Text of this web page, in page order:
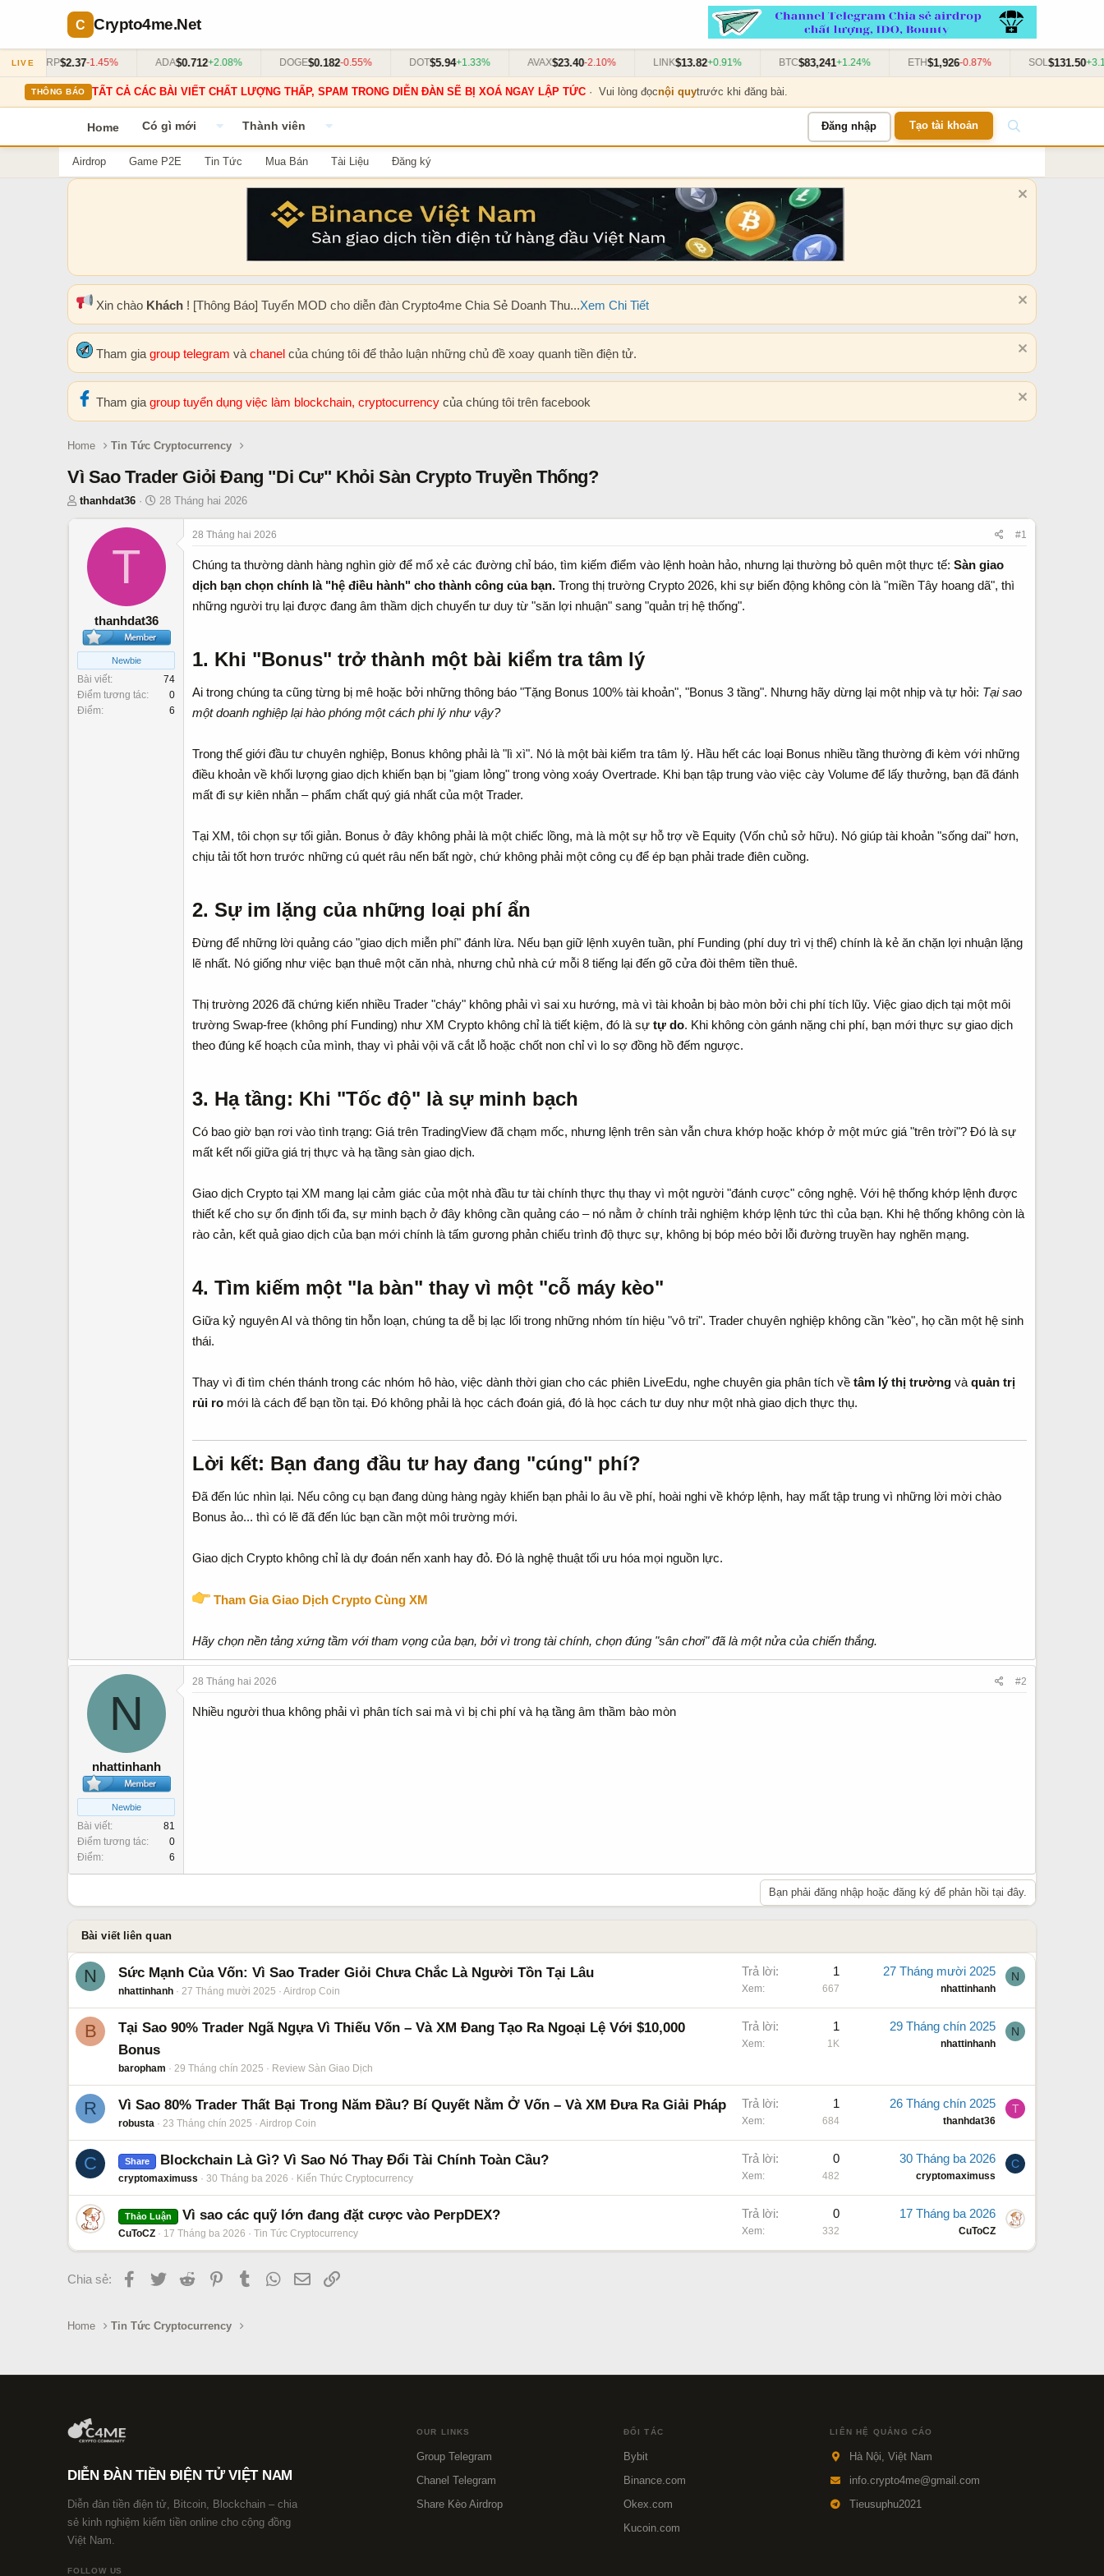
Crypto4me.Net
LIVE
XRP $2.37-1.45% $0.712+2.08% DOGE$0.182-0.55% $5.94+1.33% $23.40-2.10% $13.82+0.91% $83,241+1.24% $1,926-0.87% $131.50+3.11%
THÔNG BÁO TẤT CẢ CÁC BÀI VIẾT CHẤT LƯỢNG THẤP, SPAM TRONG DIỄN ĐÀN SẼ BỊ XOÁ NGAY LẬP TỨC· Vui lòng đọcnội quytrước khi đăng bài.
Home Có gì mới Thành viên Đăng nhập Tạo tài khoản
Airdrop Game P2E Tin Tức Mua Bán Tài Liệu Đăng ký
Xin chào Khách ! [Thông Báo] Tuyển MOD cho diễn đàn Crypto4me Chia Sẻ Doanh Thu...Xem Chi Tiết
Tham gia group telegram và chanel của chúng tôi để thảo luận những chủ đề xoay quanh tiền điện tử.
Tham gia group tuyển dụng việc làm blockchain, cryptocurrency của chúng tôi trên facebook
Home Tin Tức Cryptocurrency
Vì Sao Trader Giỏi Đang "Di Cư" Khỏi Sàn Crypto Truyền Thống?
T
h
a
e
r
thanhdat36
N
g
y
ắ
ầ
u
28 Tháng hai 2026
T
thanhdat36
Newbie
Bài viết
74
Điểm tương tác
0
Điểm
6
28 Tháng hai 2026 #1
Chúng ta thường dành hàng nghìn giờ để mổ xẻ các đường chỉ báo, tìm kiếm điểm vào lệnh hoàn hảo, nhưng lại thường bỏ quên một thực tế: Sàn giao
dịch bạn chọn chính là "hệ điều hành" cho thành công của bạn. Trong thị trường Crypto 2026, khi sự biến động không còn là "miền Tây hoang dã", thì
những người trụ lại được đang âm thầm dịch chuyển tư duy từ "săn lợi nhuận" sang "quản trị hệ thống".
1. Khi "Bonus" trở thành một bài kiểm tra tâm lý​
Ai trong chúng ta cũng từng bị mê hoặc bởi những thông báo "Tặng Bonus 100% tài khoản", "Bonus 3 tầng". Nhưng hãy dừng lại một nhịp và tự hỏi: Tại sao
một doanh nghiệp lại hào phóng một cách phi lý như vậy?
Trong thế giới đầu tư chuyên nghiệp, Bonus không phải là "lì xì". Nó là một bài kiểm tra tâm lý. Hầu hết các loại Bonus nhiều tầng thường đi kèm với những
điều khoản về khối lượng giao dịch khiến bạn bị "giam lỏng" trong vòng xoáy Overtrade. Khi bạn tập trung vào việc cày Volume để lấy thưởng, bạn đã đánh
mất đi sự kiên nhẫn – phẩm chất quý giá nhất của một Trader.
Tại XM, tôi chọn sự tối giản. Bonus ở đây không phải là một chiếc lồng, mà là một sự hỗ trợ về Equity (Vốn chủ sở hữu). Nó giúp tài khoản "sống dai" hơn,
chịu tải tốt hơn trước những cú quét râu nến bất ngờ, chứ không phải một công cụ để ép bạn phải trade điên cuồng.
2. Sự im lặng của những loại phí ẩn​
Đừng để những lời quảng cáo "giao dịch miễn phí" đánh lừa. Nếu bạn giữ lệnh xuyên tuần, phí Funding (phí duy trì vị thế) chính là kẻ ăn chặn lợi nhuận lặng
lẽ nhất. Nó giống như việc bạn thuê một căn nhà, nhưng chủ nhà cứ mỗi 8 tiếng lại đến gõ cửa đòi thêm tiền thuê.
Thị trường 2026 đã chứng kiến nhiều Trader "cháy" không phải vì sai xu hướng, mà vì tài khoản bị bào mòn bởi chi phí tích lũy. Việc giao dịch tại một môi
trường Swap-free (không phí Funding) như XM Crypto không chỉ là tiết kiệm, đó là sự tự do. Khi không còn gánh nặng chi phí, bạn mới thực sự giao dịch
theo đúng kế hoạch của mình, thay vì phải vội vã cắt lỗ hoặc chốt non chỉ vì lo sợ đồng hồ đếm ngược.
3. Hạ tầng: Khi "Tốc độ" là sự minh bạch​
Có bao giờ bạn rơi vào tình trạng: Giá trên TradingView đã chạm mốc, nhưng lệnh trên sàn vẫn chưa khớp hoặc khớp ở một mức giá "trên trời"? Đó là sự
mất kết nối giữa giá trị thực và hạ tầng sàn giao dịch.
Giao dịch Crypto tại XM mang lại cảm giác của một nhà đầu tư tài chính thực thụ thay vì một người "đánh cược" công nghệ. Với hệ thống khớp lệnh được
thiết kế cho sự ổn định tối đa, sự minh bạch ở đây không cần quảng cáo – nó nằm ở chính trải nghiệm khớp lệnh tức thì của bạn. Khi hệ thống không còn là
rào cản, kết quả giao dịch của bạn mới chính là tấm gương phản chiếu trình độ thực sự, không bị bóp méo bởi lỗi đường truyền hay nghẽn mạng.
4. Tìm kiếm một "la bàn" thay vì một "cỗ máy kèo"​
Giữa kỷ nguyên AI và thông tin hỗn loạn, chúng ta dễ bị lạc lối trong những nhóm tín hiệu "vô tri". Trader chuyên nghiệp không cần "kèo", họ cần một hệ sinh
thái.
Thay vì đi tìm chén thánh trong các nhóm hô hào, việc dành thời gian cho các phiên LiveEdu, nghe chuyên gia phân tích về tâm lý thị trường và quản trị
rủi ro mới là cách để bạn tồn tại. Đó không phải là học cách đoán giá, đó là học cách tư duy như một nhà giao dịch thực thụ.
Lời kết: Bạn đang đầu tư hay đang "cúng" phí?​
Đã đến lúc nhìn lại. Nếu công cụ bạn đang dùng hàng ngày khiến bạn phải lo âu về phí, hoài nghi về khớp lệnh, hay mất tập trung vì những lời mời chào
Bonus ảo... thì có lẽ đã đến lúc bạn cần một môi trường mới.
Giao dịch Crypto không chỉ là dự đoán nến xanh hay đỏ. Đó là nghệ thuật tối ưu hóa mọi nguồn lực.
Tham Gia Giao Dịch Crypto Cùng XM
Hãy chọn nền tảng xứng tầm với tham vọng của bạn, bởi vì trong tài chính, chọn đúng "sân chơi" đã là một nửa của chiến thắng.
N
nhattinhanh
Newbie
Bài viết
81
Điểm tương tác
0
Điểm
6
28 Tháng hai 2026 #2
Nhiều người thua không phải vì phân tích sai mà vì bị chi phí và hạ tầng âm thầm bào mòn
Bạn phải đăng nhập hoặc đăng ký để phản hồi tại đây.
Bài viết liên quan
N Sức Mạnh Của Vốn: Vì Sao Trader Giỏi Chưa Chắc Là Người Tồn Tại Lâu
nhattinhanh 27 Tháng mười 2025 Airdrop Coin
Trả lời 1
Xem 667
27 Tháng mười 2025
nhattinhanh
N
B
Tại Sao 90% Trader Ngã Ngựa Vì Thiếu Vốn – Và XM Đang Tạo Ra Ngoại Lệ Với $10,000
Bonus
baropham 29 Tháng chín 2025 Review Sàn Giao Dịch
Trả lời 1
Xem 1K
29 Tháng chín 2025
nhattinhanh
N
R Vì Sao 80% Trader Thất Bại Trong Năm Đầu? Bí Quyết Nằm Ở Vốn – Và XM Đưa Ra Giải Pháp
robusta 23 Tháng chín 2025 Airdrop Coin
Trả lời 1
Xem 684
26 Tháng chín 2025
thanhdat36
T
C Share Blockchain Là Gì? Vì Sao Nó Thay Đổi Tài Chính Toàn Cầu?
cryptomaximuss 30 Tháng ba 2026 Kiến Thức Cryptocurrency
Trả lời 0
Xem 482
30 Tháng ba 2026
cryptomaximuss
C
Thảo Luận Vì sao các quỹ lớn đang đặt cược vào PerpDEX?
CuToCZ 17 Tháng ba 2026 Tin Tức Cryptocurrency
Trả lời 0
Xem 332
17 Tháng ba 2026
CuToCZ
Chia sẻ: Facebook
Twitter Reddit PinterestTumblr WhatsApp
Email
Home Tin Tức Cryptocurrency
DIỄN ĐÀN TIỀN ĐIỆN TỬ VIỆT NAM
Diễn đàn tiền điện tử, Bitcoin, Blockchain – chia
sẻ kinh nghiệm kiếm tiền online cho cộng đồng
Việt Nam.
FOLLOW US
OUR LINKS
Group Telegram
Chanel Telegram
Share Kèo Airdrop
ĐỐI TÁC
Bybit
Binance.com
Okex.com
Kucoin.com
LIÊN HỆ QUẢNG CÁO
Hà Nội, Việt Nam
info.crypto4me@gmail.com
Tieusuphu2021